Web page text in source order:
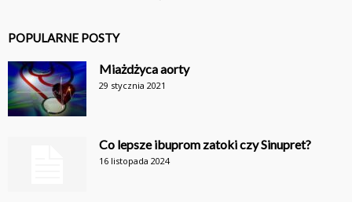
POPULARNE POSTY
Miażdżyca aorty
29 stycznia 2021
Co lepsze ibuprom zatoki czy Sinupret?
16 listopada 2024